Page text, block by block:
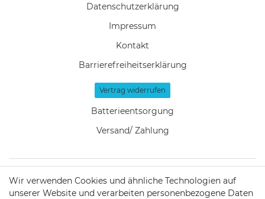
Daten­schutz­erklärung
Impressum
Kontakt
Barrierefreiheitserklärung
Vertrag widerrufen
Batterieentsorgung
Versand/ Zahlung
KONTAKT
Wir verwenden Cookies und ähnliche Technologien auf
unserer Website und verarbeiten personenbezogene Daten